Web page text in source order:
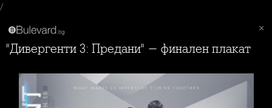
/
"Дивергенти 3: Предани" - финален плакат